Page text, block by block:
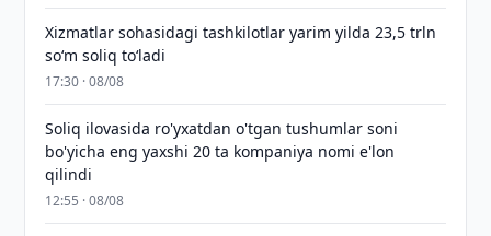
Xizmatlar sohasidagi tashkilotlar yarim yilda 23,5 trln
so‘m soliq to‘ladi
17:30 · 08/08
Soliq ilovasida ro'yxatdan o'tgan tushumlar soni
bo'yicha eng yaxshi 20 ta kompaniya nomi e'lon
qilindi
12:55 · 08/08